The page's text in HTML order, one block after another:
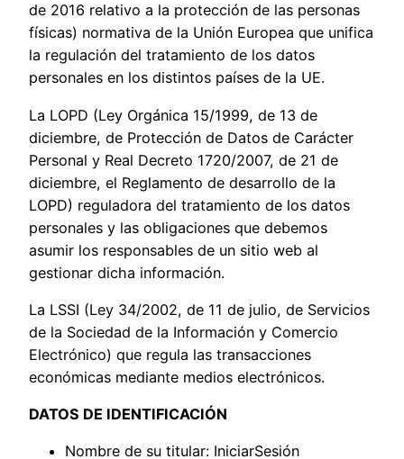
de 2016 relativo a la protección de las personas
físicas) normativa de la Unión Europea que unifica
la regulación del tratamiento de los datos
personales en los distintos países de la UE.
La LOPD (Ley Orgánica 15/1999, de 13 de
diciembre, de Protección de Datos de Carácter
Personal y Real Decreto 1720/2007, de 21 de
diciembre, el Reglamento de desarrollo de la
LOPD) reguladora del tratamiento de los datos
personales y las obligaciones que debemos
asumir los responsables de un sitio web al
gestionar dicha información.
La LSSI (Ley 34/2002, de 11 de julio, de Servicios
de la Sociedad de la Información y Comercio
Electrónico) que regula las transacciones
económicas mediante medios electrónicos.
DATOS DE IDENTIFICACIÓN
Nombre de su titular: IniciarSesión